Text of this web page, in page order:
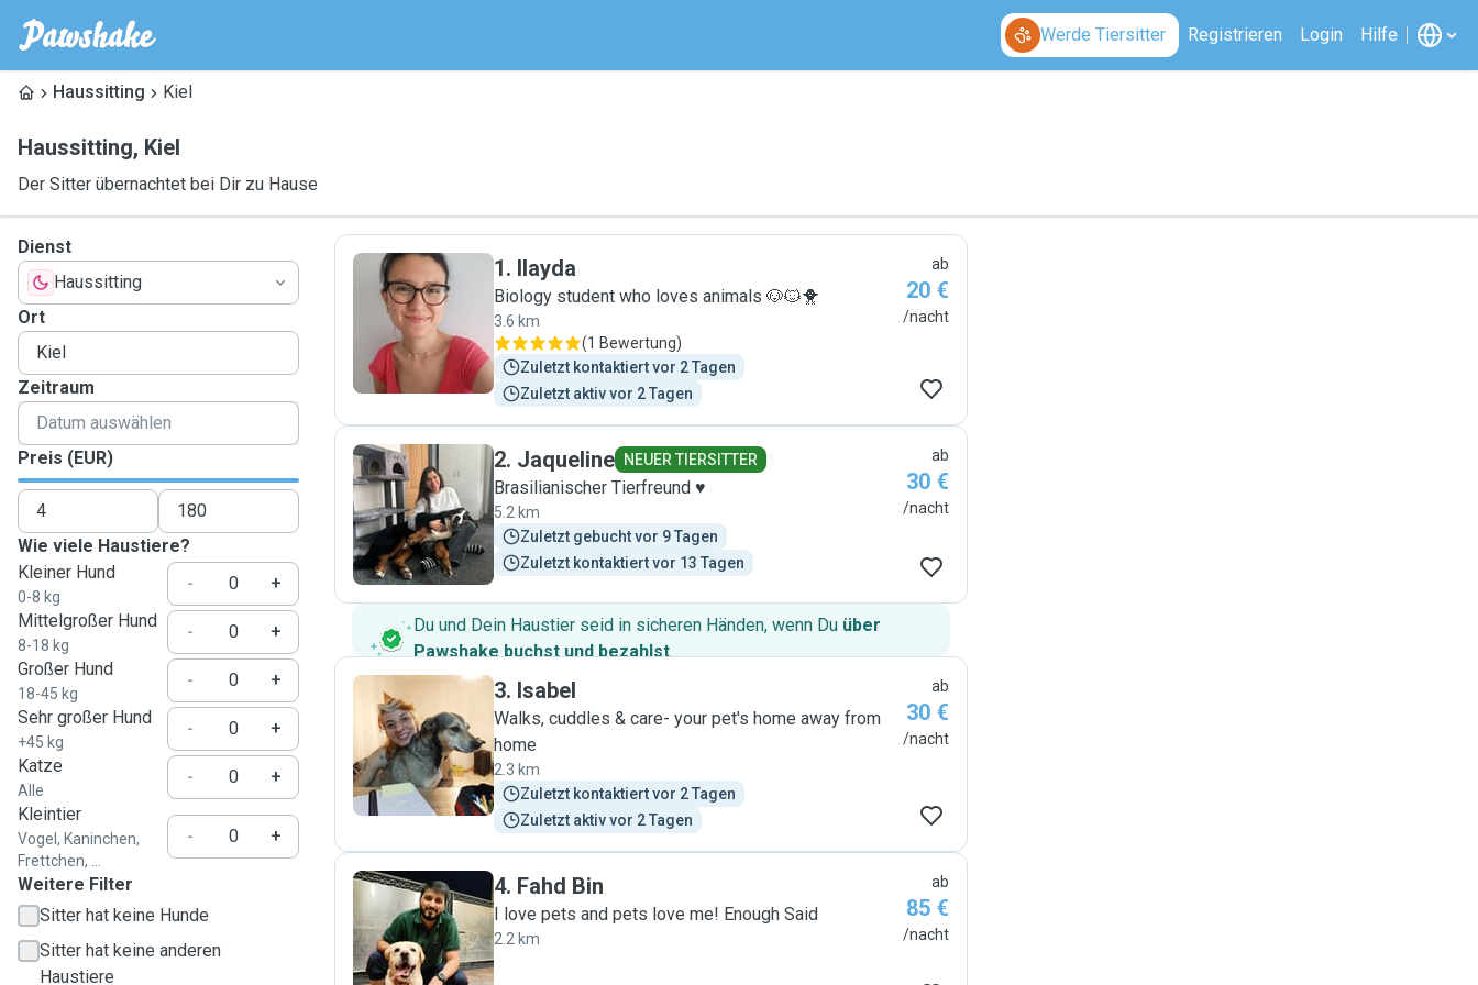
Werde Tiersitter Registrieren Login Hilfe
Haussitting Kiel
Haussitting, Kiel
Der Sitter übernachtet bei Dir zu Hause
Dienst
Haussitting
Ort
Zeitraum
Preis (EUR)
Wie viele Haustiere?
Kleiner Hund
0-8 kg
-
+
Mittelgroßer Hund
8-18 kg
-
+
Großer Hund
18-45 kg
-
+
Sehr großer Hund
+45 kg
-
+
Katze
Alle
-
+
Kleintier
Vogel, Kaninchen,
Frettchen, ...
- +
Weitere Filter
Sitter hat keine Hunde
Sitter hat keine anderen
Haustiere
I
1. Ilayda
Biology student who loves animals 🐶🐱🐥
3.6 km
(1 Bewertung)
Zuletzt kontaktiert vor 2 Tagen
Zuletzt aktiv vor 2 Tagen
ab
20 €
/nacht
J
2. Jaqueline NEUER TIERSITTER
Brasilianischer Tierfreund ♥️
5.2 km
Zuletzt gebucht vor 9 Tagen
Zuletzt kontaktiert vor 13 Tagen
ab
30 €
/nacht
Du und Dein Haustier seid in sicheren Händen, wenn Du über
Pawshake buchst und bezahlst.
I
3. Isabel
Walks, cuddles & care- your pet's home away from
home
2.3 km
Zuletzt kontaktiert vor 2 Tagen
Zuletzt aktiv vor 2 Tagen
ab
30 €
/nacht
F
4. Fahd Bin
I love pets and pets love me! Enough Said
2.2 km
ab
85 €
/nacht